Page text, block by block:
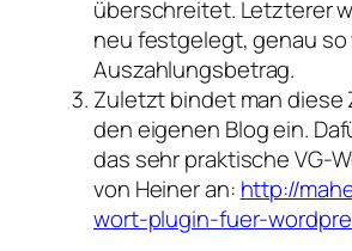
überschreitet. Letzterer
neu festgelegt, genau so
Auszahlungsbetrag.
Zuletzt bindet man diese
den eigenen Blog ein.
das sehr praktische VG-
von Heiner an: http://
wort-plugin-fuer-